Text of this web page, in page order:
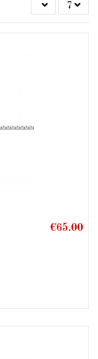
7
€65.00